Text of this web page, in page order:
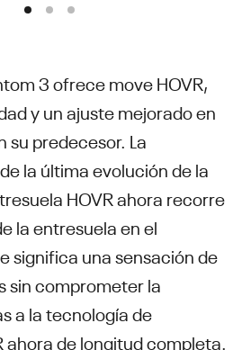
3 ofrece move HOVR,
y un ajuste mejorado en
predecesor. La
la última evolución de la
HOVR ahora recorre
la entresuela en el
significa una sensación de
sin comprometer la
a la tecnología de
ahora de longitud completa.